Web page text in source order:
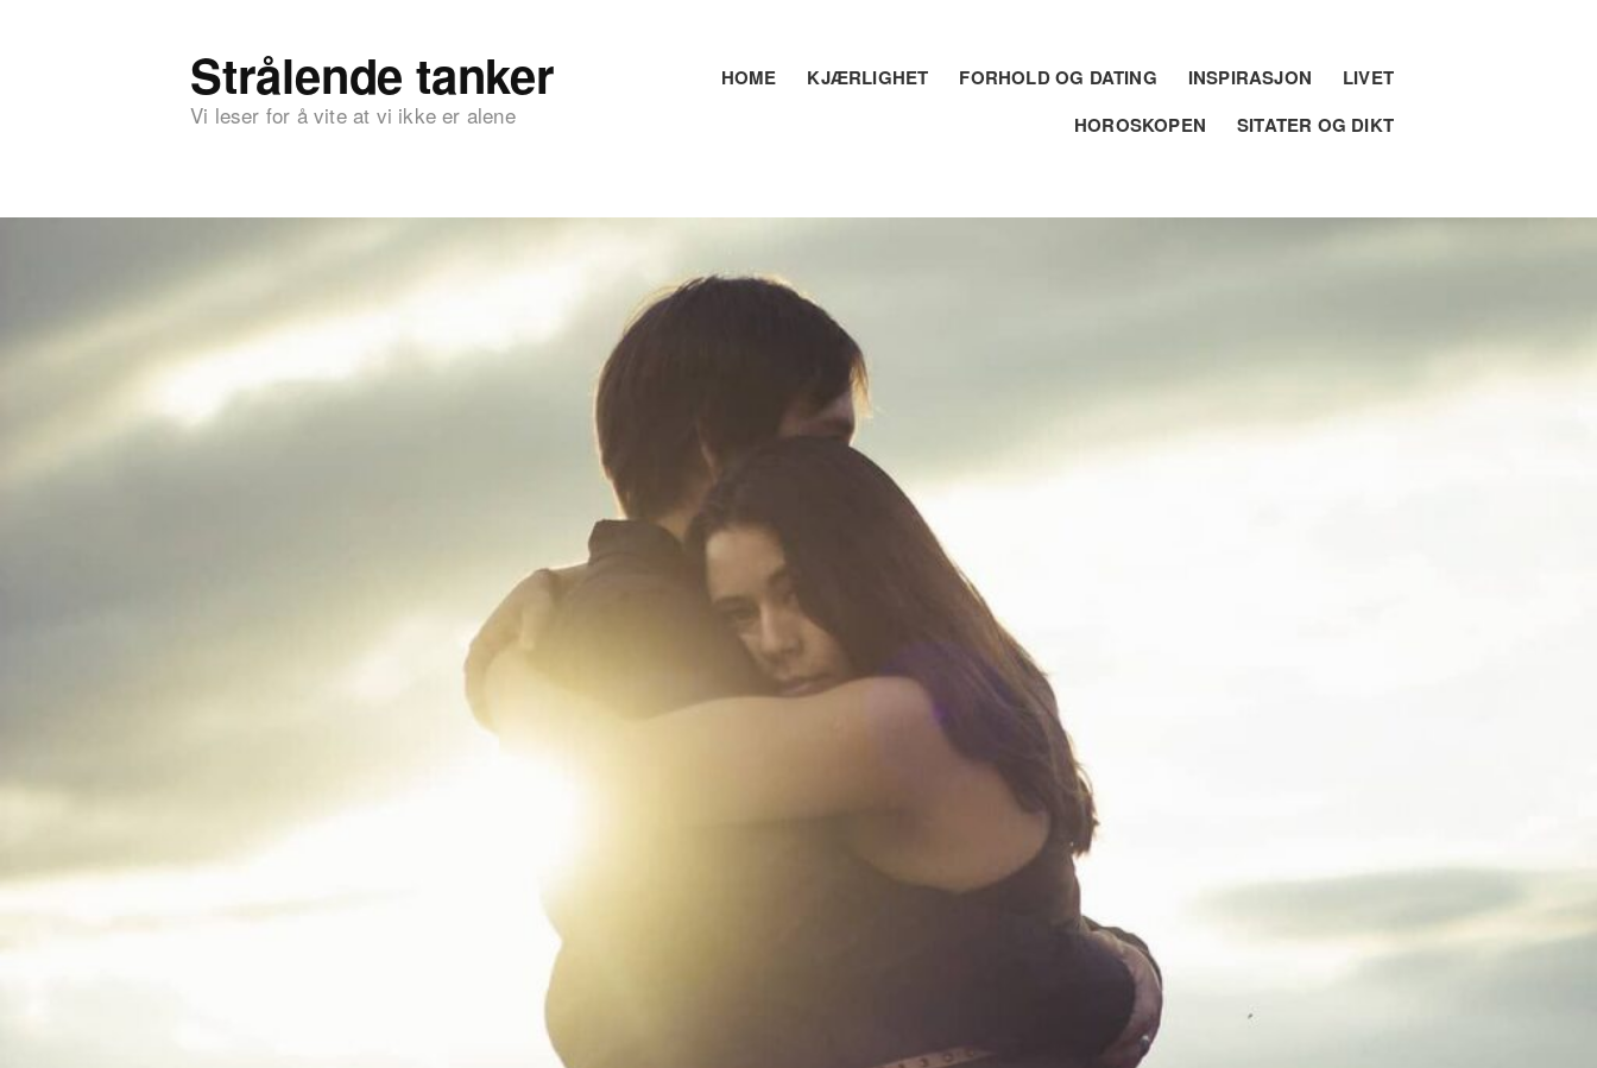
Strålende tanker
Vi leser for å vite at vi ikke er alene
HOME KJÆRLIGHET FORHOLD OG DATING INSPIRASJON
LIVET
HOROSKOPEN
SITATER OG DIKT